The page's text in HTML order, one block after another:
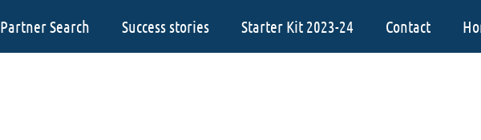
Partner Search Success stories Starter Kit 2023-24 Contact